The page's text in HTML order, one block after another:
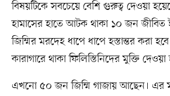
বিষয়টিকে সবচেয়ে বেশি গুরুত্ব দেওয়া
হামাসের হাতে আটক থাকা ১০ জন
জিম্মির মরদেহ ধাপে ধাপে হস্তান্তর করা
কারাগারে থাকা ফিলিস্তিনিদের মুক্তি দেওয়া
এখনো ৫০ জন জিম্মি গাজায় আছেন। এর